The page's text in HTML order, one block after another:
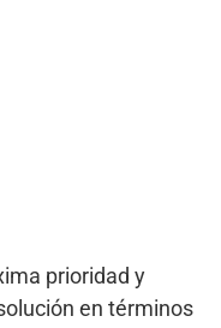
prioridad y
en términos